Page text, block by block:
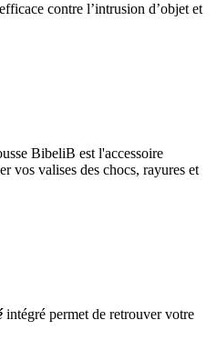
contre l’intrusion d’objet et
BibeliB est l'accessoire
vos valises des chocs, rayures et
intégré permet de retrouver votre